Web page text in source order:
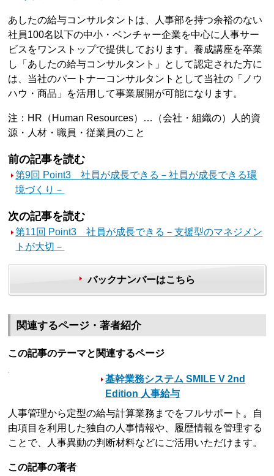
あしたの給与コンサルタントは、人事部を持つ余裕のない
社員100名以下の中小・ベンチャー企業を中心に人事サー
ビスをワンストップで提供しております。養成講座を卒業
し「あしたの給与コンサルタント」として認定された方に
は、当社のパートナーコンサルタントとして当社の「ノウ
ハウ・商品」を活用して事業展開が可能になります。
注：HR（Human Resources）…（会社・組織の）人的資
源・人材・職員・従業員のこと
前の記事を読む
第9回 Point3 社員が成長できる－社員が成長できる環
境づくり－
次の記事を読む
第11回 Point3 社員が成長できる－支援型のマネジメン
トが大切－
バックナンバーはこちら
関連するページ・著者紹介
この記事のテーマと関連するページ
基幹業務システム SMILE V 2nd
Edition 人事給与
人事管理から定型の給与計算業務までをフルサポート。自
由項目を利用した独自の人事情報や、履歴情報を管理する
ことで、人事異動の判断材料などにご活用いただけます。
この記事の著者